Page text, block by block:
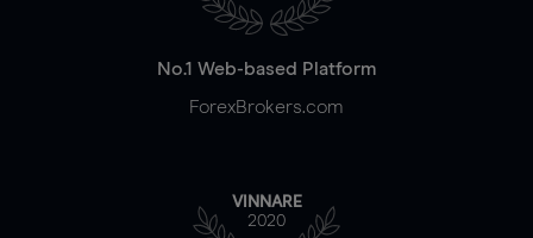
No.1 Web-based Platform
ForexBrokers.com
VINNARE
2020